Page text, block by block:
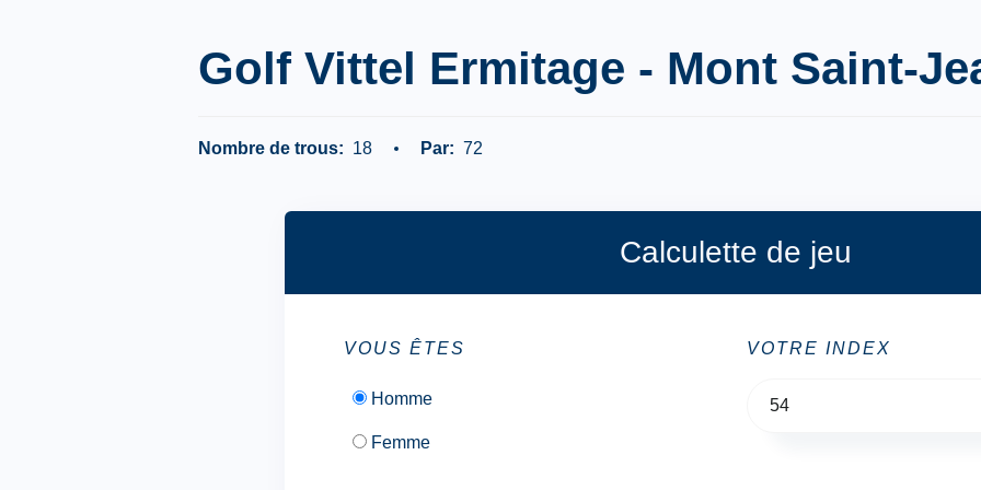
Golf Vittel Ermitage - Mont Saint-
Nombre de trous: 18 Par: 72
Calculette de jeu
VOUS ÊTES
Homme
Femme
VOTRE INDEX